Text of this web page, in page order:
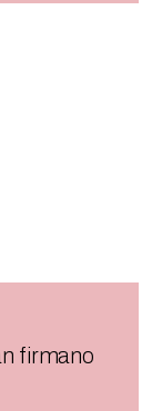
firmano